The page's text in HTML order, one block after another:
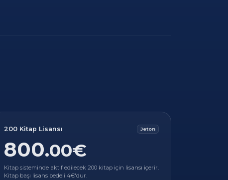
200 Kitap Lisansı Jeton
800.00€
Kitap sisteminde aktif edilecek 200 kitap için lisansı içerir.
Kitap başı lisans bedeli 4€'dur.